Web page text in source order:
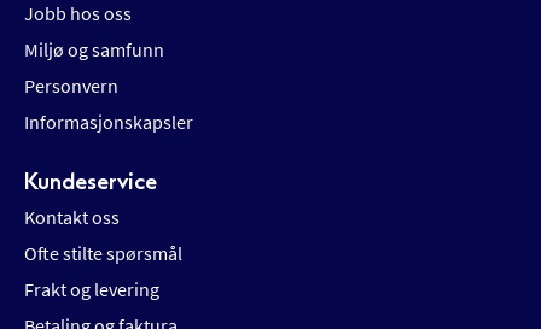
Jobb hos oss
Miljø og samfunn
Personvern
Informasjonskapsler
Kundeservice
Kontakt oss
Ofte stilte spørsmål
Frakt og levering